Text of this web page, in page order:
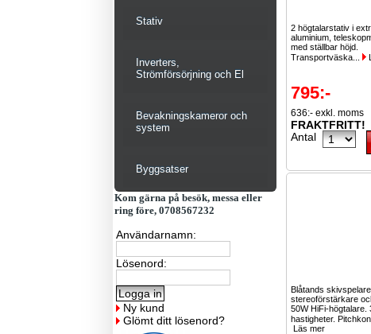
Stativ
Inverters,
Strömförsörjning och El
Bevakningskameror och
system
Byggsatser
Kom gärna på besök, messa eller
ring före, 0708567232
Användarnamn:
Lösenord:
Ny kund
Glömt ditt lösenord?
2 högtalarstativ i
aluminium,
med ställbar höjd.
Transportväska...
795:-
636:- exkl. moms
FRAKTFRITT!
Antal
Blåtands
stereoförstärkare
50W HiFi-högtalare.
hastigheter.
Läs mer